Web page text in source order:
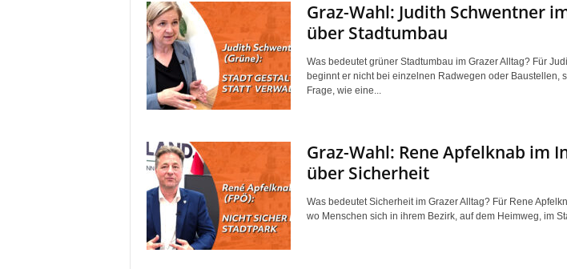
G
r
Graz-Wahl: Judith Schwentner
über Stadtumbau
Was bedeutet grüner Stadtumbau im Grazer Alltag? Für
beginnt er nicht bei einzelnen Radwegen oder Baustellen,
Frage, wie eine...
Graz-Wahl: Rene Apfelknab im
über Sicherheit
Was bedeutet Sicherheit im Grazer Alltag? Für Rene
wo Menschen sich in ihrem Bezirk, auf dem Heimweg, im